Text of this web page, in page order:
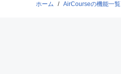
ホーム AirCourseの機能一覧